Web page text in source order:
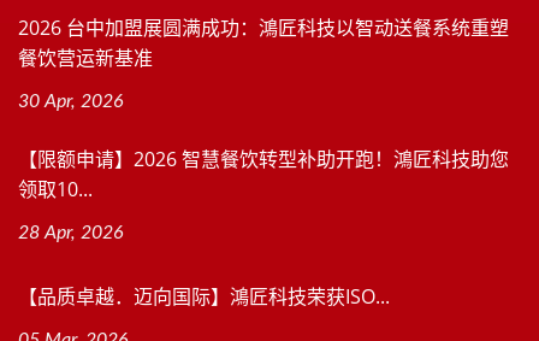
2026 台中加盟展圆满成功：鴻匠科技以智动送餐系统重塑
餐饮营运新基准
30 Apr, 2026
【限额申请】2026 智慧餐饮转型补助开跑！鴻匠科技助您
领取10...
28 Apr, 2026
【品质卓越．迈向国际】鴻匠科技荣获ISO...